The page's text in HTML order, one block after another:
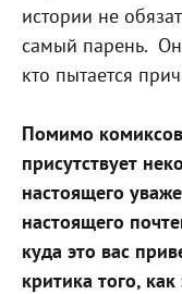
истории не
самый парень.
кто пытается
Помимо
присутствует
настоящего
настоящего
куда это вас
критика того,